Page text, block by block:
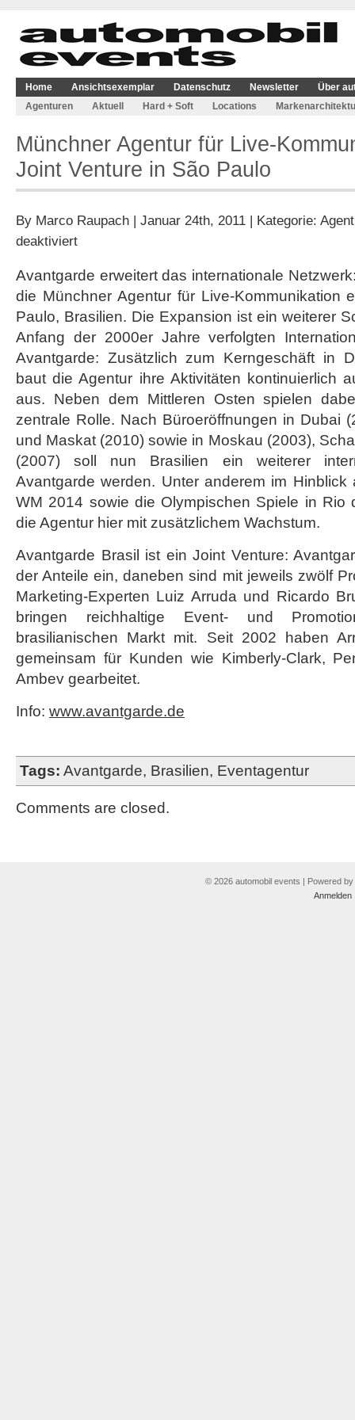
Home Ansichtsexemplar Datenschutz Newsletter
Über
Agenturen
Aktuell Hard + Soft Locations
Münchner Agentur für Live-
Joint Venture in São Paulo
By Marco Raupach | Januar 24th, 2011 | Kategorie:
deaktiviertfür
für
Live-
gründet
Joint
Venture
in
São
Avantgarde erweitert das internationale
die Münchner Agentur für Live-Kommunikation
Paulo, Brasilien. Die Expansion ist ein weiterer
Anfang der 2000er Jahre verfolgten
Avantgarde: Zusätzlich zum Kerngeschäft in
baut die Agentur ihre Aktivitäten kontinuierlich
aus. Neben dem Mittleren Osten spielen
zentrale Rolle. Nach Büroeröffnungen in Dubai
und Maskat (2010) sowie in Moskau (2003),
(2007) soll nun Brasilien ein weiterer
Avantgarde werden. Unter anderem im
WM 2014 sowie die Olympischen Spiele in Rio
die Agentur hier mit zusätzlichem Wachstum.
Avantgarde Brasil ist ein Joint Venture:
der Anteile ein, daneben sind mit jeweils zwölf
Marketing-Experten Luiz Arruda und Ricardo
bringen reichhaltige Event- und
brasilianischen Markt mit. Seit 2002 haben
gemeinsam für Kunden wie Kimberly-Clark,
Ambev gearbeitet.
Info: www.avantgarde.de
Tags: Avantgarde, Brasilien, Eventagentur
Comments are closed.
© 2026 automobil events | Powered by
Anmelden|